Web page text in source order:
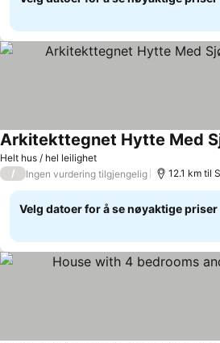
Helt hus / hel leilighet
/ Ingen vurdering tilgjengelig 12.1 km til
Velg datoer for å se nøyaktige priser